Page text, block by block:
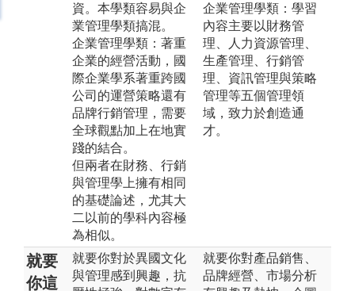
資。本學類容易與企
業管理學類搞混。
企業管理學類：著重
企業的經營活動，國
際企業學系著重跨國
公司的運營策略還有
品牌行銷管理，需要
全球觀點加上在地實
踐的結合。
但兩者在財務、行銷
與管理學上擁有相同
的基礎論述，尤其大
二以前的學科內容極
為相似。
企業管理學類：學習
內容主要以財務管
理、人力資源管理、
生產管理、行銷管
理、資訊管理與策略
管理等五個管理領
域，致力於創造通
才。
就要
你這
就要你對於異國文化
與管理感到興趣，抗
就要你對產品銷售、
品牌經營、市場分析